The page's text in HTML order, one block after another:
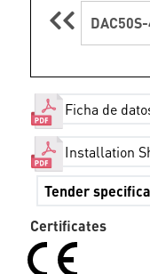
Ficha de
Installation
Tender
Certificates